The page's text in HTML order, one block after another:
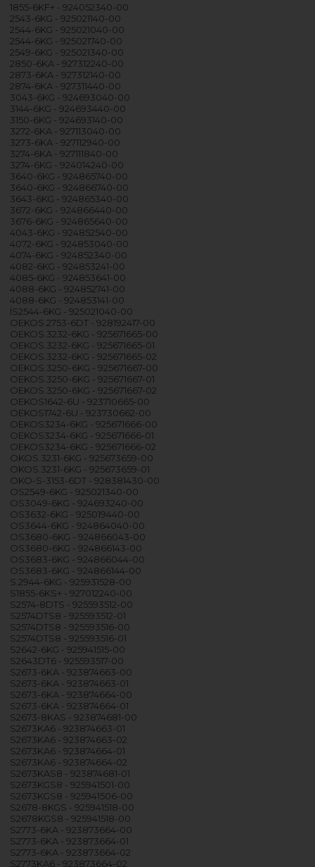
1855-6KF+ - 924052340-00
2543-6KG - 925021140-00
2544-6KG - 925021040-00
2544-6KG - 925021740-00
2549-6KG - 925021340-00
2850-6KA - 927312240-00
2873-6KA - 927312140-00
2874-6KA - 927311440-00
3043-6KG - 924693040-00
3144-6KG - 924693440-00
3150-6KG - 924693140-00
3272-6KA - 927113040-00
3273-6KA - 927112940-00
3274-6KA - 927111840-00
3274-6KG - 924014240-00
3640-6KG - 924865740-00
3640-6KG - 924866740-00
3643-6KG - 924865340-00
3672-6KG - 924866440-00
3676-6KG - 924865640-00
4043-6KG - 924852540-00
4072-6KG - 924853040-00
4074-6KG - 924852340-00
4082-6KG - 924853241-00
4085-6KG - 924853641-00
4088-6KG - 924852741-00
4088-6KG - 924853141-00
ÍS2544-6KG - 925021040-00
OEKOS.2753-6DT - 928192417-00
OEKOS.3232-6KG - 925671665-00
OEKOS.3232-6KG - 925671665-01
OEKOS.3232-6KG - 925671665-02
OEKOS.3250-6KG - 925671667-00
OEKOS.3250-6KG - 925671667-01
OEKOS.3250-6KG - 925671667-02
OEKOS1642-6U - 923710665-00
OEKOS1742-6U - 923730662-00
OEKOS3234-6KG - 925671666-00
OEKOS3234-6KG - 925671666-01
OEKOS3234-6KG - 925671666-02
OKOS.3231-6KG - 925673659-00
OKOS.3231-6KG - 925673659-01
OKO-S-3153-6DT - 928381430-00
OS2549-6KG - 925021340-00
OS3049-6KG - 924693240-00
OS3632-6KG - 925019440-00
OS3644-6KG - 924864040-00
OS3680-6KG - 924866043-00
OS3680-6KG - 924866143-00
OS3683-6KG - 924866044-00
OS3683-6KG - 924866144-00
S.2944-6KG - 925931528-00
S1855-6KS+ - 927012240-00
S2574-8DTS - 925593512-00
S2574DTS8 - 925593512-01
S2574DTS8 - 925593516-00
S2574DTS8 - 925593516-01
S2642-6KG - 925941515-00
S2643DT6 - 925593517-00
S2673-6KA - 923874663-00
S2673-6KA - 923874663-01
S2673-6KA - 923874664-00
S2673-6KA - 923874664-01
S2673-8KAS - 923874681-00
S2673KA6 - 923874663-01
S2673KA6 - 923874663-02
S2673KA6 - 923874664-01
S2673KA6 - 923874664-02
S2673KAS8 - 923874681-01
S2673KGS8 - 925941501-00
S2673KGS8 - 925941506-00
S2678-8KGS - 925941518-00
S2678KGS8 - 925941518-00
S2773-6KA - 923873664-00
S2773-6KA - 923873664-01
S2773-6KA - 923873664-02
S2773KA6 - 923873664-02